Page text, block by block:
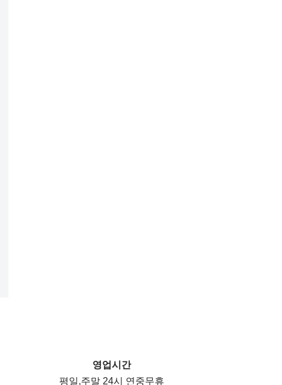
영업시간
평일,주말 24시 연중무휴